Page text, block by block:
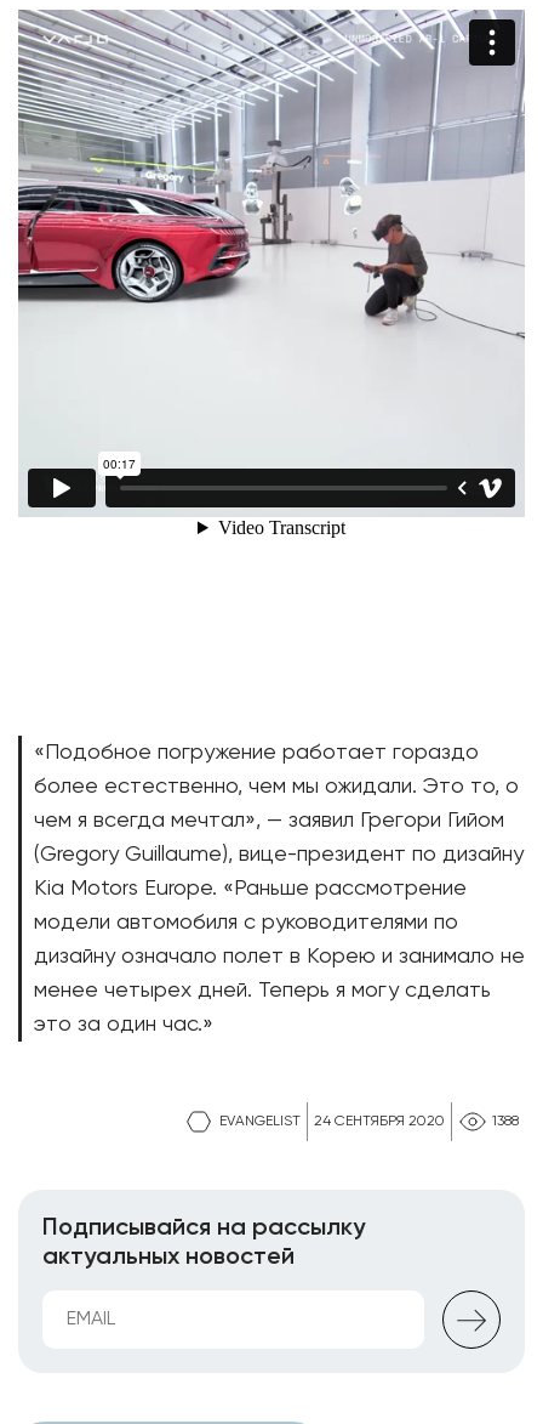
EVANGELIST 24 СЕНТЯБРЯ 2020 1388
«Подобное погружение работает гораздо
более естественно, чем мы ожидали. Это то, о
чем я всегда мечтал», — заявил Грегори Гийом
(Gregory Guillaume), вице-президент по дизайну
Kia Motors Europe. «Раньше рассмотрение
модели автомобиля с руководителями по
дизайну означало полет в Корею и занимало не
менее четырех дней. Теперь я могу сделать
это за один час.»
Подписывайся на рассылку
актуальных новостей